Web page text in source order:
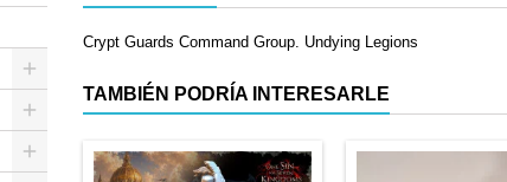
Crypt Guards Command Group. Undying Legions
TAMBIÉN PODRÍA INTERESARLE